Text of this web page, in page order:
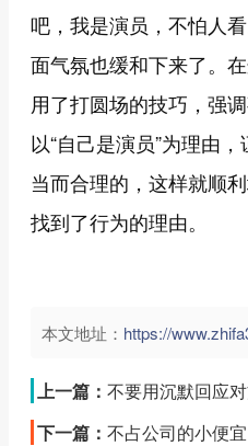
吧，我是演员，不怕人
面气氛也缓和下来了。
用了打圆场的技巧，强
以“自己是演员”为理由
当而合理的，这样就顺
找到了行为的理由。
本文地址：
上一篇： 不要用沉默回应
下一篇： 不占公司的小便宜